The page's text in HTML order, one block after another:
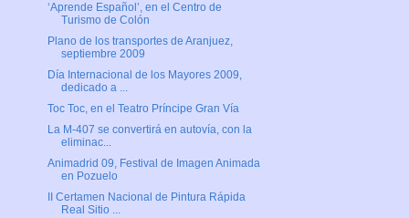
‘Aprende Español’, en el Centro de
Turismo de Colón
Plano de los transportes de Aranjuez,
septiembre 2009
Día Internacional de los Mayores 2009,
dedicado a ...
Toc Toc, en el Teatro Príncipe Gran Vía
La M-407 se convertirá en autovía, con la
eliminac...
Animadrid 09, Festival de Imagen Animada
en Pozuelo
II Certamen Nacional de Pintura Rápida
Real Sitio ...